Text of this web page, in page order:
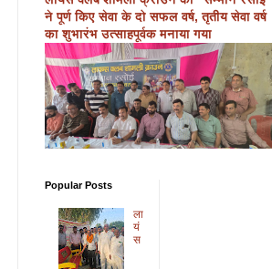
ने पूर्ण किए सेवा के दो सफल वर्ष, तृतीय सेवा वर्ष
का शुभारंभ उत्साहपूर्वक मनाया गया
Popular Posts
ला
यं
स